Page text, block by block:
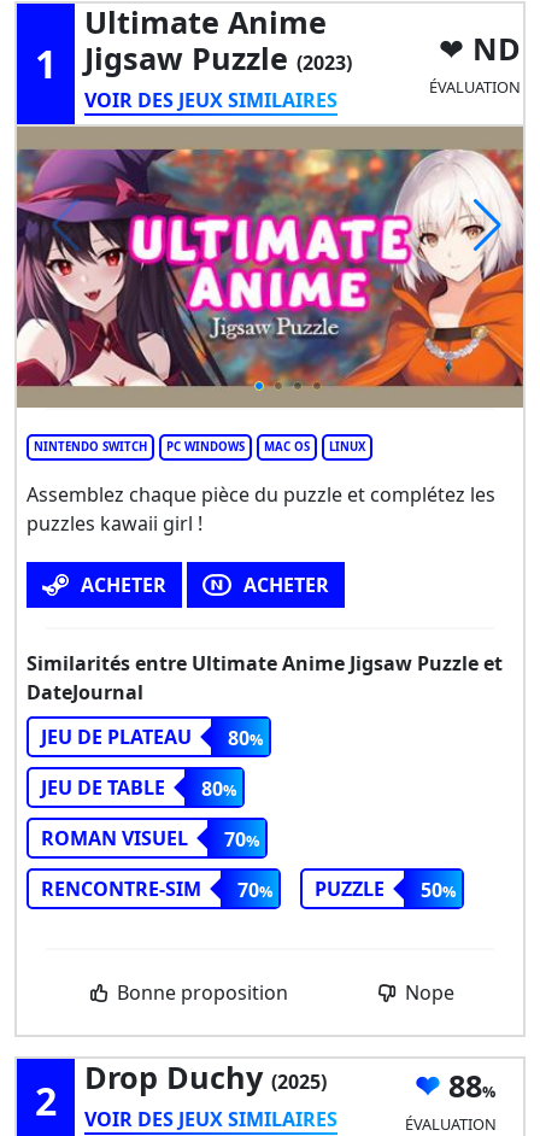
1
Ultimate Anime
Jigsaw Puzzle (2023)
VOIR DES JEUX SIMILAIRES
ND
ÉVALUATION
NINTENDO SWITCH PC WINDOWS MAC OS LINUX
Assemblez chaque pièce du puzzle et complétez les
puzzles kawaii girl !
ACHETER ACHETER
Similarités entre Ultimate Anime Jigsaw Puzzle et
DateJournal
JEU DE PLATEAU
80
JEU DE TABLE
80
ROMAN VISUEL
70
RENCONTRE-SIM
70 PUZZLE 50
Bonne proposition Nope
2 Drop Duchy (2025)
VOIR DES JEUX SIMILAIRES
88
ÉVALUATION